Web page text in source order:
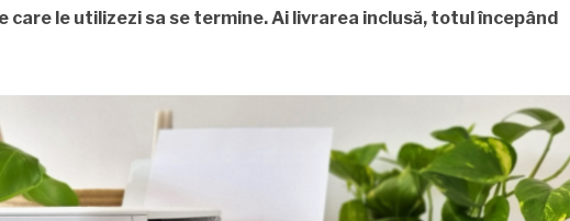
care le utilizezi sa se termine. Ai livrarea inclusă, totul începând